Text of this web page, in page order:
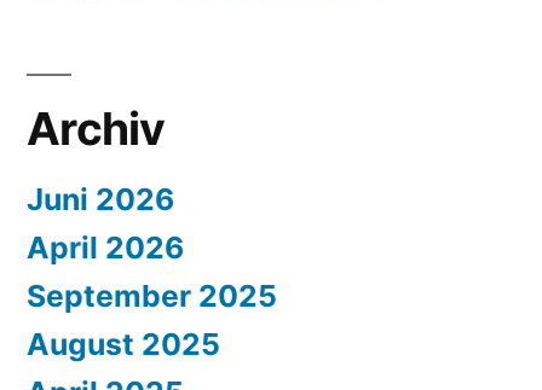
Archiv
Juni 2026
April 2026
September 2025
August 2025